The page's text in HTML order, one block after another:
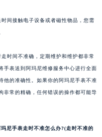
间接触电子设备或者磁性物品，您需
间不准确，定期维护和维护都非常
手表送到阿玛尼维修服务中心进行全面
他的准确性。如果你的阿玛尼手表不准
非常的精确，任何错误的操作都可能导
玛尼手表走时不准怎么办?(走时不准的